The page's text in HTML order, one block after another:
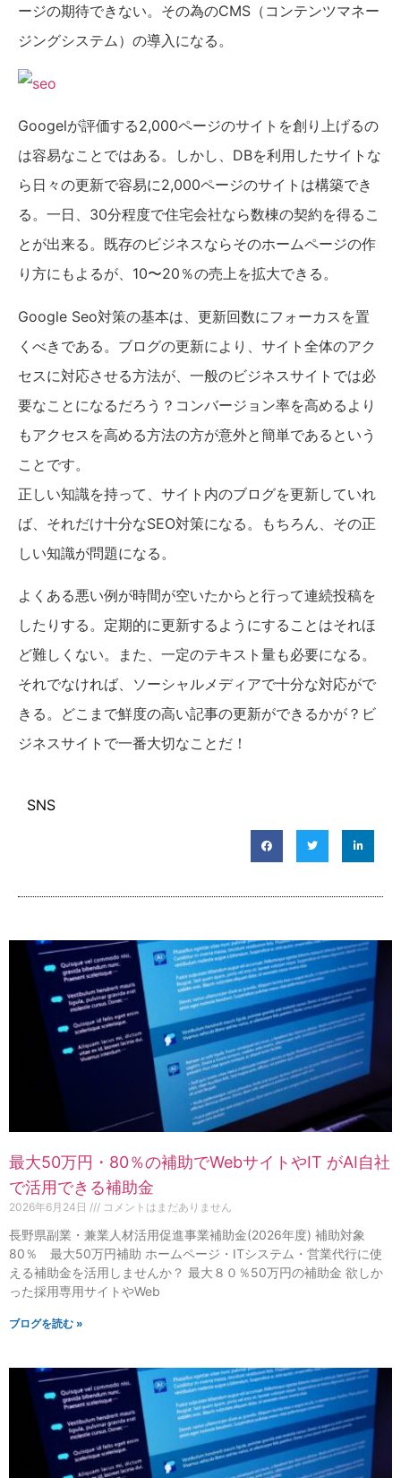
ージの期待できない。その為のCMS（コンテンツマネー
ジングシステム）の導入になる。
Googelが評価する2,000ページのサイトを創り上げるの
は容易なことではある。しかし、DBを利用したサイトな
ら日々の更新で容易に2,000ページのサイトは構築でき
る。一日、30分程度で住宅会社なら数棟の契約を得るこ
とが出来る。既存のビジネスならそのホームページの作
り方にもよるが、10〜20％の売上を拡大できる。
Google Seo対策の基本は、更新回数にフォーカスを置
くべきである。ブログの更新により、サイト全体のアク
セスに対応させる方法が、一般のビジネスサイトでは必
要なことになるだろう？コンバージョン率を高めるより
もアクセスを高める方法の方が意外と簡単であるという
ことです。
正しい知識を持って、サイト内のブログを更新していれ
ば、それだけ十分なSEO対策になる。もちろん、その正
しい知識が問題になる。
よくある悪い例が時間が空いたからと行って連続投稿を
したりする。定期的に更新するようにすることはそれほ
ど難しくない。また、一定のテキスト量も必要になる。
それでなければ、ソーシャルメディアで十分な対応がで
きる。どこまで鮮度の高い記事の更新ができるかが？ビ
ジネスサイトで一番大切なことだ！
SNS
最大50万円・80％の補助でWebサイトやIT がAI自社
で活用できる補助金
2026年6月24日 コメントはまだありません
長野県副業・兼業人材活用促進事業補助金(2026年度) 補助対象
80％ 最大50万円補助 ホームページ・ITシステム・営業代行に使
える補助金を活用しませんか？ 最大８０％50万円の補助金 欲しか
った採用専用サイトやWeb
ブログを読む »